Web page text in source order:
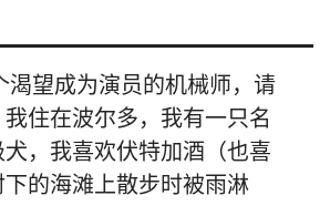
渴望成为演员的机械师，请
住在波尔多，我有一只名
，我喜欢伏特加酒（也喜
的海滩上散步时被雨淋